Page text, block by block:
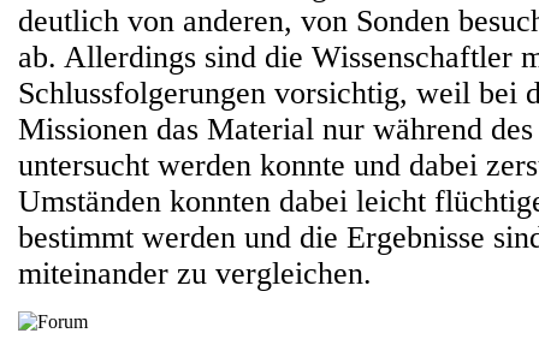
deutlich von anderen, von Sonden
ab. Allerdings sind die Wissenschaftler
Schlussfolgerungen vorsichtig, weil bei
Missionen das Material nur während
untersucht werden konnte und dabei
Umständen konnten dabei leicht
bestimmt werden und die Ergebnisse
miteinander zu vergleichen.